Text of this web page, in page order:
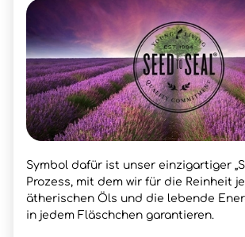
Symbol dafür ist unser einzigartiger
Prozess, mit dem wir für die Reinheit
ätherischen Öls und die lebende
in jedem Fläschchen garantieren.